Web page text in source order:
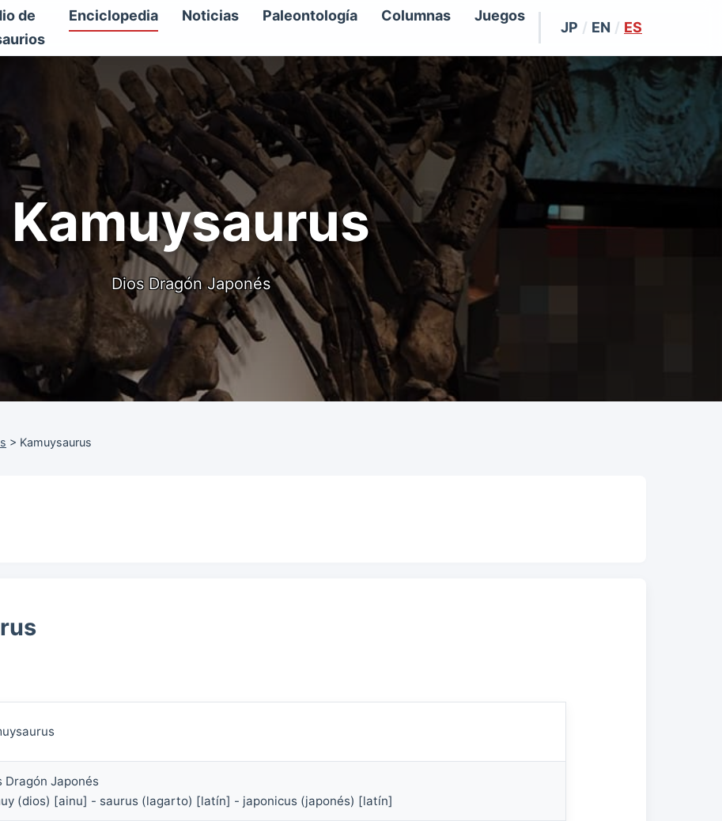
de
Enciclopedia Noticias Paleontología Columnas Juegos
JP / EN / ES
Kamuysaurus
Dios Dragón Japonés
> Kamuysaurus
Dragón Japonés
(dios) [ainu] - saurus (lagarto) [latín] - japonicus (japonés) [latín]